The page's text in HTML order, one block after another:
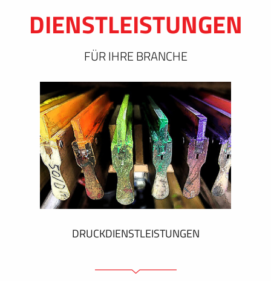
DIENSTLEISTUNGEN
FÜR IHRE BRANCHE
DRUCKDIENSTLEISTUNGEN